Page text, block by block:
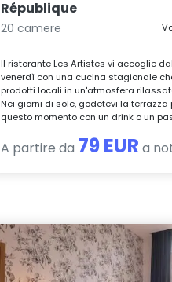
République
20 camere
Il ristorante Les Artistes vi accoglie
venerdì con una cucina stagionale
prodotti locali in un'atmosfera
Nei giorni di sole, godetevi la terrazza
questo momento con un drink o un
A partire da 79 EUR a